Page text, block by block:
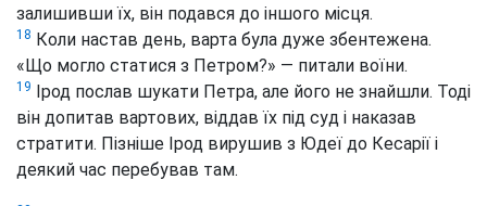
залишивши їх, він подався до іншого місця.
18 Коли настав день, варта була дуже збентежена.
«Що могло статися з Петром?» — питали воїни.
19
Ірод послав шукати Петра, але його не знайшли. Тоді
він допитав вартових, віддав їх під суд і наказав
стратити. Пізніше Ірод вирушив з Юдеї до Кесарії і
деякий час перебував там.